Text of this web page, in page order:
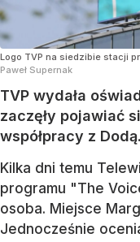
Logo TVP na siedzibie stacji
Paweł Supernak
TVP wydała
zaczęły pojawiać
współpracy z Dodą.
Kilka dni temu
programu "The
osoba. Miejsce
Jednocześnie